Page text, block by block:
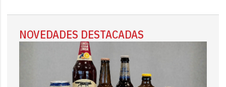
NOVEDADES DESTACADAS